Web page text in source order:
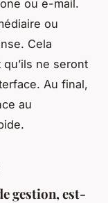
ou e-mail.
ou
Cela
ne seront
Au final,
au
gestion, est-